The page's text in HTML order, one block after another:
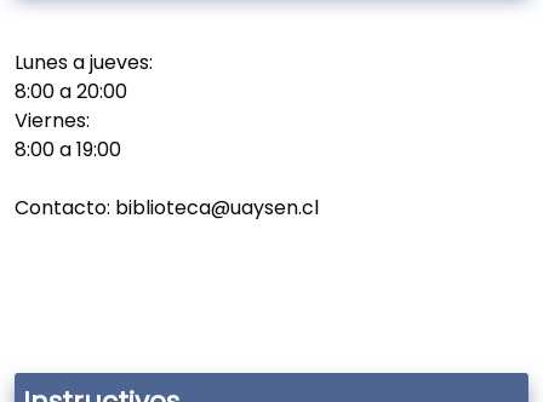
Lunes a jueves:
8:00 a 20:00
Viernes:
8:00 a 19:00
Contacto: biblioteca@uaysen.cl